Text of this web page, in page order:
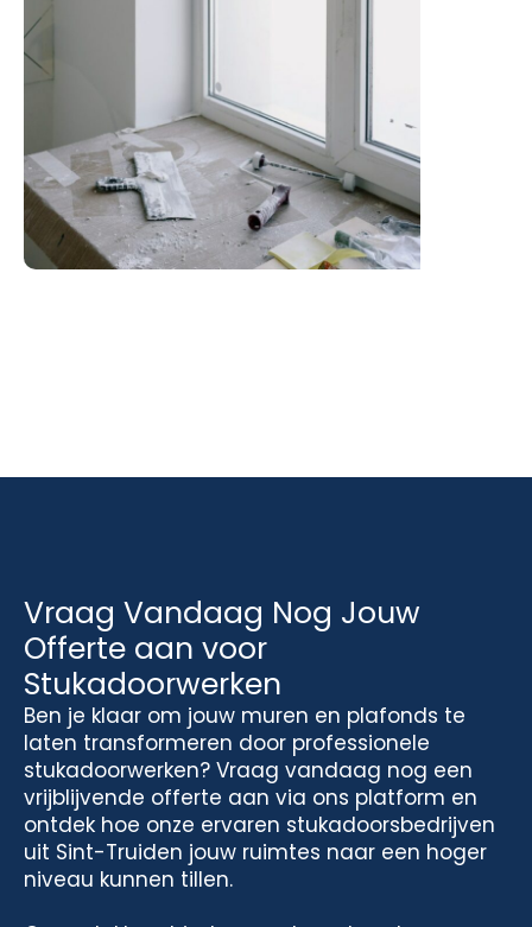
Vraag Vandaag Nog Jouw
Offerte aan voor
Stukadoorwerken
Ben je klaar om jouw muren en plafonds te
laten transformeren door professionele
stukadoorwerken? Vraag vandaag nog een
vrijblijvende offerte aan via ons platform en
ontdek hoe onze ervaren stukadoorsbedrijven
uit Sint-Truiden jouw ruimtes naar een hoger
niveau kunnen tillen.